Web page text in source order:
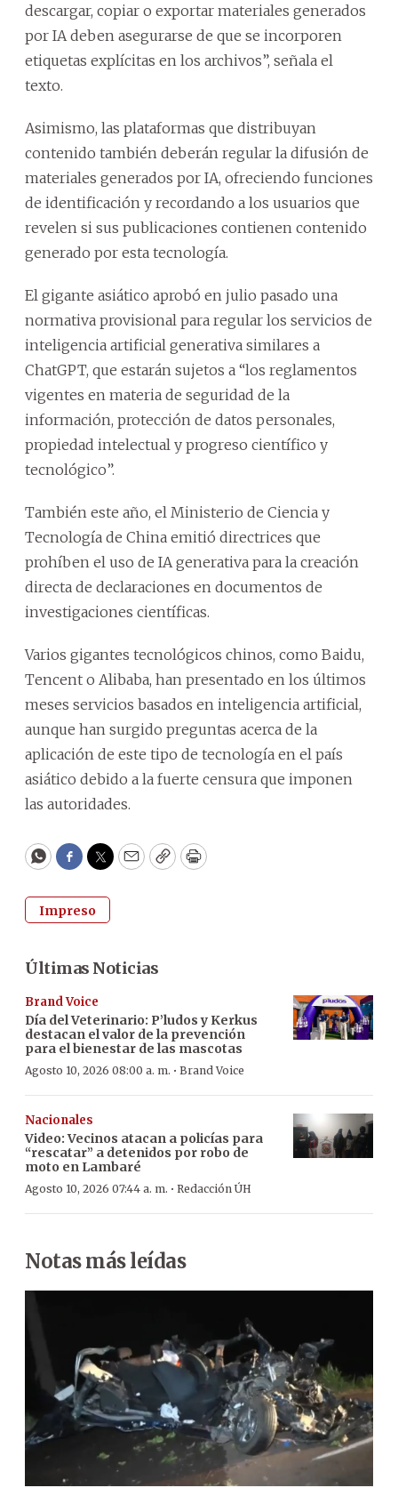
descargar, copiar o exportar materiales generados
por IA deben asegurarse de que se incorporen
etiquetas explícitas en los archivos”, señala el
texto.
Asimismo, las plataformas que distribuyan
contenido también deberán regular la difusión de
materiales generados por IA, ofreciendo funciones
de identificación y recordando a los usuarios que
revelen si sus publicaciones contienen contenido
generado por esta tecnología.
El gigante asiático aprobó en julio pasado una
normativa provisional para regular los servicios de
inteligencia artificial generativa similares a
ChatGPT, que estarán sujetos a “los reglamentos
vigentes en materia de seguridad de la
información, protección de datos personales,
propiedad intelectual y progreso científico y
tecnológico”.
También este año, el Ministerio de Ciencia y
Tecnología de China emitió directrices que
prohíben el uso de IA generativa para la creación
directa de declaraciones en documentos de
investigaciones científicas.
Varios gigantes tecnológicos chinos, como Baidu,
Tencent o Alibaba, han presentado en los últimos
meses servicios basados en inteligencia artificial,
aunque han surgido preguntas acerca de la
aplicación de este tipo de tecnología en el país
asiático debido a la fuerte censura que imponen
las autoridades.
WhatsApp
Facebook
Twitter
EmailCopyPrint
Impreso
Últimas Noticias
Brand Voice
Día del Veterinario: P’ludos y Kerkus
destacan el valor de la prevención
para el bienestar de las mascotas
Agosto 10, 2026 08:00 a. m. · Brand Voice
Nacionales
Video: Vecinos atacan a policías para
“rescatar” a detenidos por robo de
moto en Lambaré
Agosto 10, 2026 07:44 a. m. · Redacción ÚH
Notas más leídas